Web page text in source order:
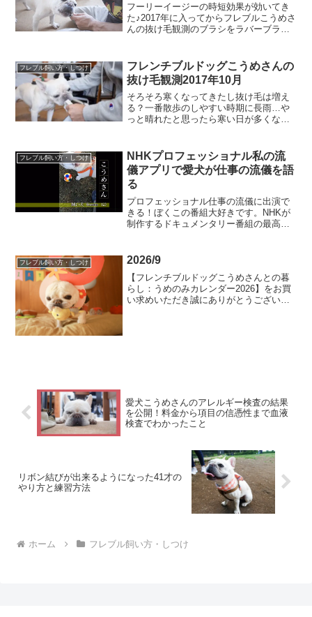
フーリーイージーの時短効果が効いてき
た♪2017年に入ってからフレブルこうめさ
んの抜け毛観測のブラシをラバーブラシ
りのこうめさんにも変化がそれはハカハ
カブラッシングが苦...
フレブル飼い方・しつけ
フレンチブルドッグこうめさんの
抜け毛観測2017年10月
そろそろ寒くなってきたし抜け毛は増え
る？一番散歩のしやすい時期に長雨…や
っと晴れたと思ったら寒い日が多くなっ
ので、抜け毛の量はずいぶん増えてくる
んじゃないかと思って今月...
フレブル飼い方・しつけ
NHKプロフェッショナル私の流
儀アプリで愛犬が仕事の流儀を語
る
プロフェッショナル仕事の流儀に出演で
きる！ぼくこの番組大好きです。NHKが
制作するドキュメンタリー番組の最高峰
てみたい！そんな想いを手軽に叶えてく
フレブル飼い方・しつけ 2026/9
【フレンチブルドッグこうめさんとの暮
らし：うめのみカレンダー2026】をお買
い求めいただき誠にありがとうございま
愛犬こうめさんのアレルギー検査の結果
を公開！料金から項目の信憑性まで血液
検査でわかったこと
リボン結びが出来るようになった41才の
やり方と練習方法
ホーム フレブル飼い方・しつけ